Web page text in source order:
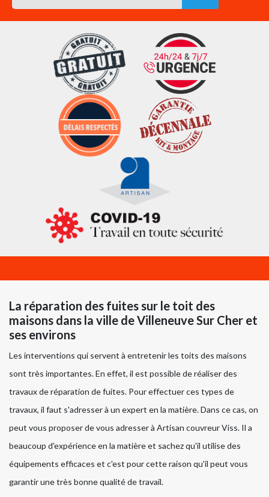
La réparation des fuites sur le toit des
maisons dans la ville de Villeneuve Sur Cher et
ses environs
Les interventions qui servent à entretenir les toits des maisons
sont très importantes. En effet, il est possible de réaliser des
travaux de réparation de fuites. Pour effectuer ces types de
travaux, il faut s'adresser à un expert en la matière. Dans ce cas, on
peut vous proposer de vous adresser à Artisan couvreur Viss. Il a
beaucoup d'expérience en la matière et sachez qu'il utilise des
équipements efficaces et c'est pour cette raison qu'il peut vous
garantir une très bonne qualité de travail.